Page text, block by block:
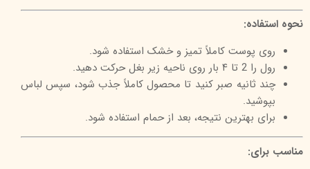
نحوه استفاده:
روی پوست کاملاً تمیز و خشک استفاده شود.
رول را 2 تا ۴ بار روی ناحیه زیر بغل حرکت دهید.
چند ثانیه صبر کنید تا محصول کاملاً جذب شود، سپس لباس
بپوشید.
برای بهترین نتیجه، بعد از حمام استفاده شود.
مناسب برای: